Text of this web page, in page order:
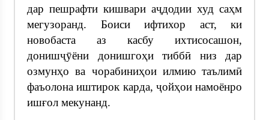
дар пешрафти кишвари аҷдодии худ саҳм
мегузоранд. Боиси ифтихор аст, ки
новобаста аз касбу ихтисосашон,
донишҷӯёни донишгоҳи тиббӣ низ дар
озмунҳо ва чорабиниҳои илмию таълимӣ
фаъолона иштирок карда, ҷойҳои намоёнро
ишғол мекунанд.